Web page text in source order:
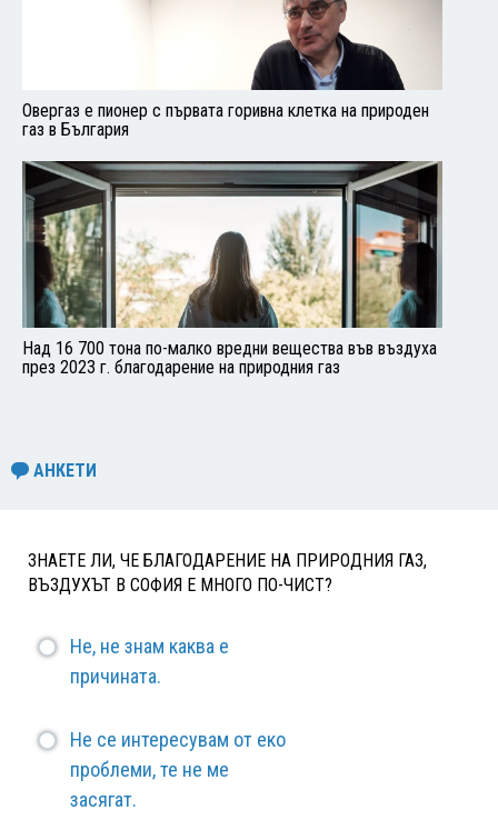
Овергаз е пионер с първата горивна клетка на природен
газ в България
Над 16 700 тона по-малко вредни вещества във въздуха
през 2023 г. благодарение на природния газ
АНКЕТИ
ЗНАЕТЕ ЛИ, ЧЕ БЛАГОДАРЕНИЕ НА ПРИРОДНИЯ ГАЗ,
ВЪЗДУХЪТ В СОФИЯ Е МНОГО ПО-ЧИСТ?
Не, не знам каква е
причината.
Не се интересувам от еко
проблеми, те не ме
засягат.